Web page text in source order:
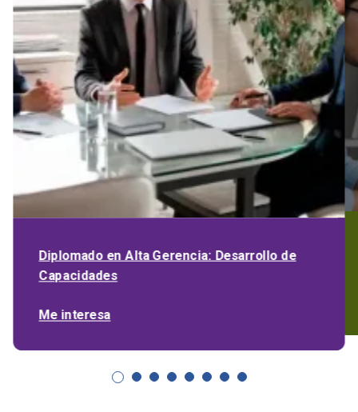
Diplomado en Alta Gerencia: Desarrollo de
Capacidades
Me interesa